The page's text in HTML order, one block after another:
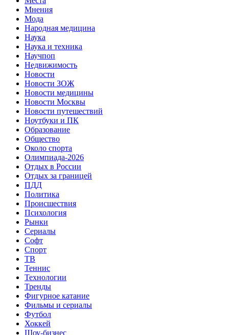
Мнения
Мода
Народная медицина
Наука
Наука и техника
Научпоп
Недвижимость
Новости
Новости ЗОЖ
Новости медицины
Новости Москвы
Новости путешествий
Ноутбуки и ПК
Образование
Общество
Около спорта
Олимпиада-2026
Отдых в России
Отдых за границей
ПДД
Политика
Происшествия
Психология
Рынки
Сериалы
Софт
Спорт
ТВ
Теннис
Технологии
Тренды
Фигурное катание
Фильмы и сериалы
Футбол
Хоккей
Шоу-бизнес